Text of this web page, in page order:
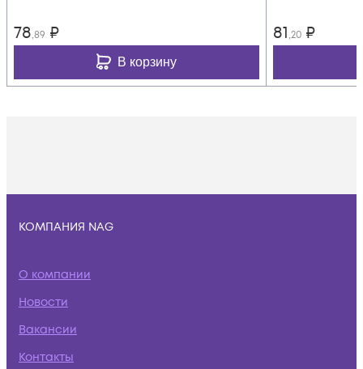
78,89 ₽
В корзину
81,20 ₽
КОМПАНИЯ NAG
О компании
Новости
Вакансии
Контакты